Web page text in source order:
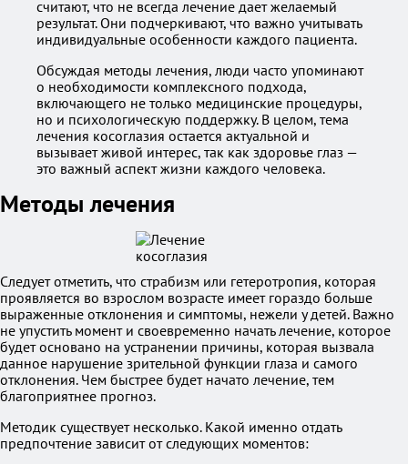
считают, что не всегда лечение дает желаемый
результат. Они подчеркивают, что важно учитывать
индивидуальные особенности каждого пациента.
Обсуждая методы лечения, люди часто упоминают
о необходимости комплексного подхода,
включающего не только медицинские процедуры,
но и психологическую поддержку. В целом, тема
лечения косоглазия остается актуальной и
вызывает живой интерес, так как здоровье глаз —
это важный аспект жизни каждого человека.
Методы лечения
Следует отметить, что страбизм или гетеротропия, которая
проявляется во взрослом возрасте имеет гораздо больше
выраженные отклонения и симптомы, нежели у детей. Важно
не упустить момент и своевременно начать лечение, которое
будет основано на устранении причины, которая вызвала
данное нарушение зрительной функции глаза и самого
отклонения. Чем быстрее будет начато лечение, тем
благоприятнее прогноз.
Методик существует несколько. Какой именно отдать
предпочтение зависит от следующих моментов: